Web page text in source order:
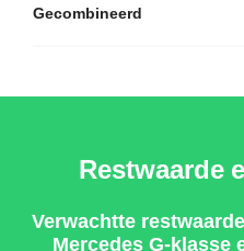
Gecombineerd
Restwaarde
Verwachtte
Mercedes G-klasse